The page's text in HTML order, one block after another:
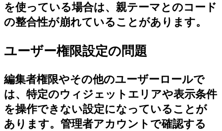
を使っている場合は、親テーマとのコード
の整合性が崩れていることがあります。
ユーザー権限設定の問題
編集者権限やその他のユーザーロールで
は、特定のウィジェットエリアや表示条件
を操作できない設定になっていることが
あります。管理者アカウントで確認する